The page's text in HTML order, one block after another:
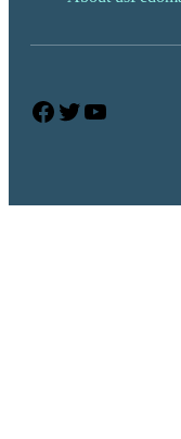
Facebook
Twitter
YouTube